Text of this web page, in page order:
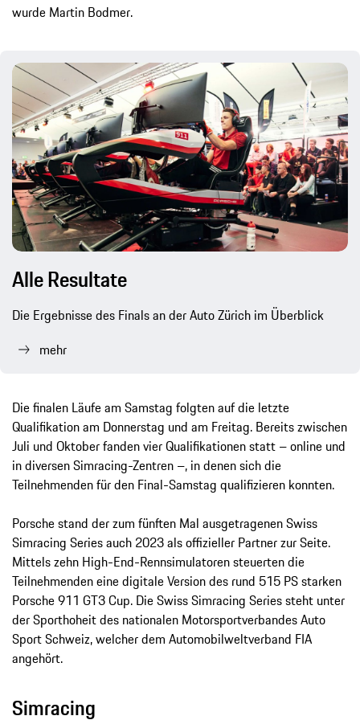
wurde Martin Bodmer.
Alle Resultate
Die Ergebnisse des Finals an der Auto Zürich im Überblick
mehr
Die finalen Läufe am Samstag folgten auf die letzte
Qualifikation am Donnerstag und am Freitag. Bereits zwischen
Juli und Oktober fanden vier Qualifikationen statt – online und
in diversen Simracing-Zentren –, in denen sich die
Teilnehmenden für den Final-Samstag qualifizieren konnten.
Porsche stand der zum fünften Mal ausgetragenen Swiss
Simracing Series auch 2023 als offizieller Partner zur Seite.
Mittels zehn High-End-Rennsimulatoren steuerten die
Teilnehmenden eine digitale Version des rund 515 PS starken
Porsche 911 GT3 Cup. Die Swiss Simracing Series steht unter
der Sporthoheit des nationalen Motorsportverbandes Auto
Sport Schweiz, welcher dem Automobilweltverband FIA
angehört.
Simracing